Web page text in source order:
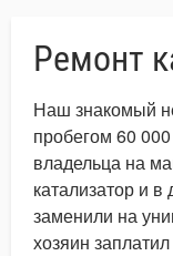
Ремонт
Наш знакомый
пробегом 60
владельца на
катализатор и
заменили на
хозяин